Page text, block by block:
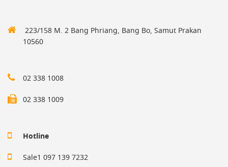
223/158 M. 2 Bang Phriang, Bang Bo, Samut Prakan
10560
02 338 1008
02 338 1009
Hotline
Sale1 097 139 7232